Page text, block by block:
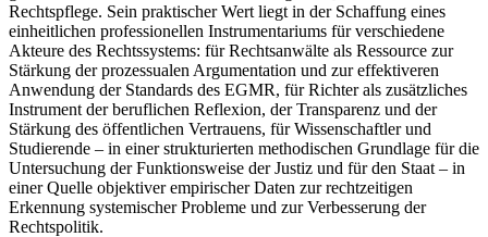
Rechtspflege. Sein praktischer Wert liegt in der Schaffung eines
einheitlichen professionellen Instrumentariums für verschiedene
Akteure des Rechtssystems: für Rechtsanwälte als Ressource zur
Stärkung der prozessualen Argumentation und zur effektiveren
Anwendung der Standards des EGMR, für Richter als zusätzliches
Instrument der beruflichen Reflexion, der Transparenz und der
Stärkung des öffentlichen Vertrauens, für Wissenschaftler und
Studierende – in einer strukturierten methodischen Grundlage für die
Untersuchung der Funktionsweise der Justiz und für den Staat – in
einer Quelle objektiver empirischer Daten zur rechtzeitigen
Erkennung systemischer Probleme und zur Verbesserung der
Rechtspolitik.